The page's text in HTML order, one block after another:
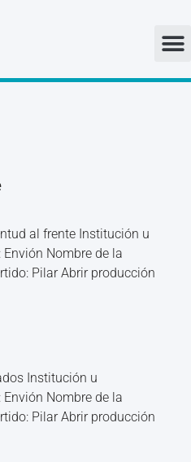
al frente Institución u
Nombre de la
Pilar Abrir producción
Institución u
Nombre de la
Pilar Abrir producción